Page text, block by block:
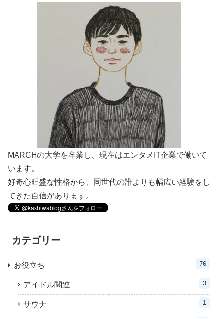
MARCHの大学を卒業し、現在はエンタメIT企業で働いて
います。
好奇心旺盛な性格から、同世代の誰よりも幅広い経験をし
てきた自信があります。
カテゴリー
お役立ち 76
アイドル関連 3
サウナ 1